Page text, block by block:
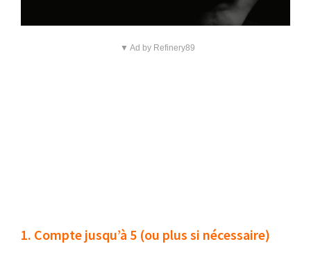
▼ Ad by Refinery89
1. Compte jusqu’à 5 (ou plus si nécessaire)